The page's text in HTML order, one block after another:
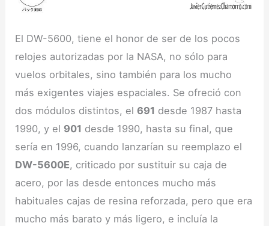
El DW-5600, tiene el honor de ser de los pocos
relojes autorizadas por la NASA, no sólo para
vuelos orbitales, sino también para los mucho
más exigentes viajes espaciales. Se ofreció con
dos módulos distintos, el691 desde 1987 hasta
1990, y el 901 desde 1990, hasta su final, que
sería en 1996, cuando lanzarían su reemplazo el
DW-5600E, criticado por sustituir su caja de
acero, por las desde entonces mucho más
habituales cajas de resina reforzada, pero que era
mucho más barato y más ligero, e incluía la